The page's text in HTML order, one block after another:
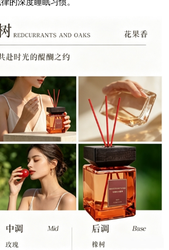
的深度睡眠习惯。